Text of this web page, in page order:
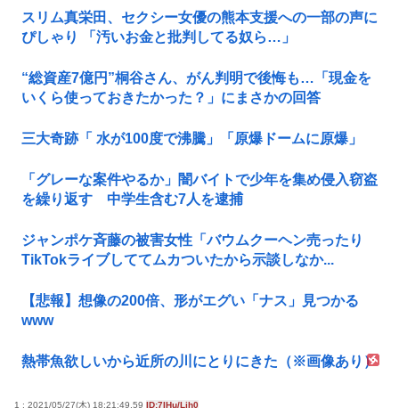
スリム真栄田、セクシー女優の熊本支援への一部の声に
ぴしゃり 「汚いお金と批判してる奴ら…」
“総資産7億円”桐谷さん、がん判明で後悔も…「現金を
いくら使っておきたかった？」にまさかの回答
三大奇跡「 水が100度で沸騰」「原爆ドームに原爆」
「グレーな案件やるか」闇バイトで少年を集め侵入窃盗
を繰り返す 中学生含む7人を逮捕
ジャンポケ斉藤の被害女性「バウムクーヘン売ったり
TikTokライブしててムカついたから示談しなか...
【悲報】想像の200倍、形がエグい「ナス」見つかる
www
熱帯魚欲しいから近所の川にとりにきた（※画像あり）
1 : 2021/05/27(木) 18:21:49.59 ID:7IHu/Lih0